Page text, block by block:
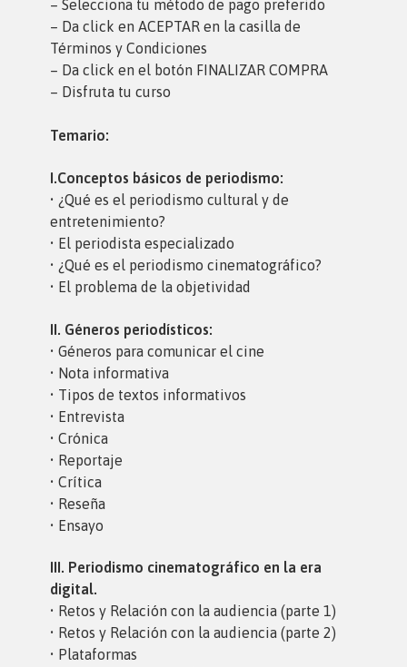
– Selecciona tu método de pago preferido
– Da click en ACEPTAR en la casilla de
Términos y Condiciones
– Da click en el botón FINALIZAR COMPRA
– Disfruta tu curso
Temario:
I.Conceptos básicos de periodismo:
• ¿Qué es el periodismo cultural y de
entretenimiento?
• El periodista especializado
• ¿Qué es el periodismo cinematográfico?
• El problema de la objetividad
II. Géneros periodísticos:
• Géneros para comunicar el cine
• Nota informativa
• Tipos de textos informativos
• Entrevista
• Crónica
• Reportaje
• Crítica
• Reseña
• Ensayo
III. Periodismo cinematográfico en la era
digital.
• Retos y Relación con la audiencia (parte 1)
• Retos y Relación con la audiencia (parte 2)
• Plataformas